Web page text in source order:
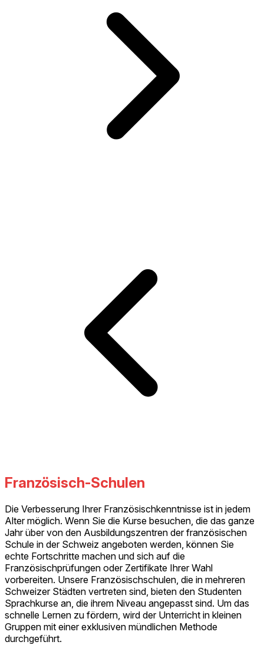
Französisch-Schulen
Die Verbesserung Ihrer Französischkenntnisse ist in jedem
Alter möglich. Wenn Sie die Kurse besuchen, die das ganze
Jahr über von den Ausbildungszentren der französischen
Schule in der Schweiz angeboten werden, können Sie
echte Fortschritte machen und sich auf die
Französischprüfungen oder Zertifikate Ihrer Wahl
vorbereiten. Unsere Französischschulen, die in mehreren
Schweizer Städten vertreten sind, bieten den Studenten
Sprachkurse an, die ihrem Niveau angepasst sind. Um das
schnelle Lernen zu fördern, wird der Unterricht in kleinen
Gruppen mit einer exklusiven mündlichen Methode
durchgeführt.